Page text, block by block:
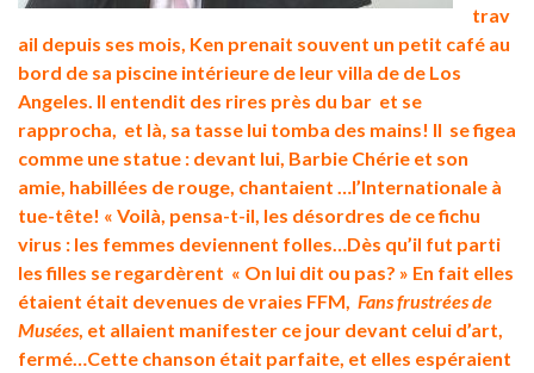
trav
ail depuis ses mois, Ken prenait souvent un petit café au
bord de sa piscine intérieure de leur villa de de Los
Angeles. Il entendit des rires près du bar et se
rapprocha, et là, sa tasse lui tomba des mains! Il se figea
comme une statue : devant lui, Barbie Chérie et son
amie, habillées de rouge, chantaient …l’Internationale à
tue-tête! « Voilà, pensa-t-il, les désordres de ce fichu
virus : les femmes deviennent folles…Dès qu’il fut parti
les filles se regardèrent « On lui dit ou pas? » En fait elles
étaient était devenues de vraies FFM, Fans frustrées de
Musées, et allaient manifester ce jour devant celui d’art,
fermé…Cette chanson était parfaite, et elles espéraient